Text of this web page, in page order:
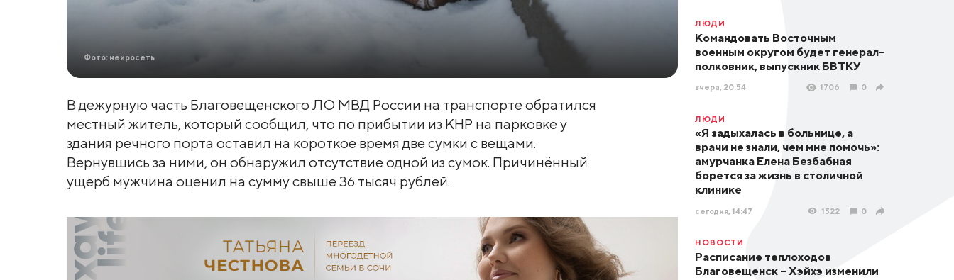
Фото: нейросеть
В дежурную часть Благовещенского ЛО МВД России на транспорте обратился
местный житель, который сообщил, что по прибытии из КНР на парковке у
здания речного порта оставил на короткое время две сумки с вещами.
Вернувшись за ними, он обнаружил отсутствие одной из сумок. Причинённый
ущерб мужчина оценил на сумму свыше 36 тысяч рублей.
ЛЮДИ
Командовать Восточным
военным округом будет генерал-
полковник, выпускник БВТКУ
вчера, 20:54 1706 0
ЛЮДИ
«Я задыхалась в больнице, а
врачи не знали, чем мне помочь»:
амурчанка Елена Безбабная
борется за жизнь в столичной
клинике
сегодня, 14:47 1522 0
НОВОСТИ
Расписание теплоходов
Благовещенск – Хэйхэ изменили